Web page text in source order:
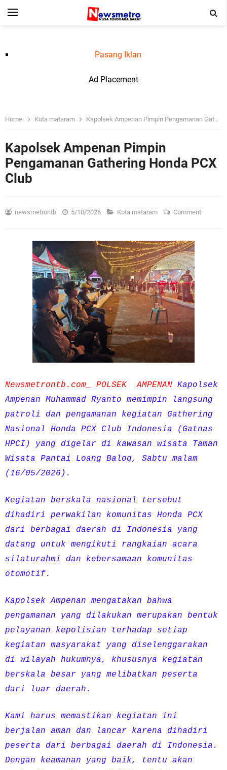
Pasang Iklan
Ad Placement
Home Kota mataram Kapolsek Ampenan Pimpin Pengamanan Gathering Honda PCX Club
Kapolsek Ampenan Pimpin
Pengamanan Gathering Honda PCX
Club
newsmetrontb 5/18/2026 Kota mataram Comment
Newsmetrontb.com_ POLSEK AMPENAN Kapolsek
Ampenan Muhammad Ryanto memimpin langsung
patroli dan pengamanan kegiatan Gathering
Nasional Honda PCX Club Indonesia (Gatnas
HPCI) yang digelar di kawasan wisata Taman
Wisata Pantai Loang Baloq, Sabtu malam
(16/05/2026).
Kegiatan berskala nasional tersebut
dihadiri perwakilan komunitas Honda PCX
dari berbagai daerah di Indonesia yang
datang untuk mengikuti rangkaian acara
silaturahmi dan kebersamaan komunitas
otomotif.
Kapolsek Ampenan mengatakan bahwa
pengamanan yang dilakukan merupakan bentuk
pelayanan kepolisian terhadap setiap
kegiatan masyarakat yang diselenggarakan
di wilayah hukumnya, khususnya kegiatan
berskala besar yang melibatkan peserta
dari luar daerah.
Kami harus memastikan kegiatan ini
berjalan aman dan lancar karena dihadiri
peserta dari berbagai daerah di Indonesia.
Dengan keamanan yang baik, tentu akan